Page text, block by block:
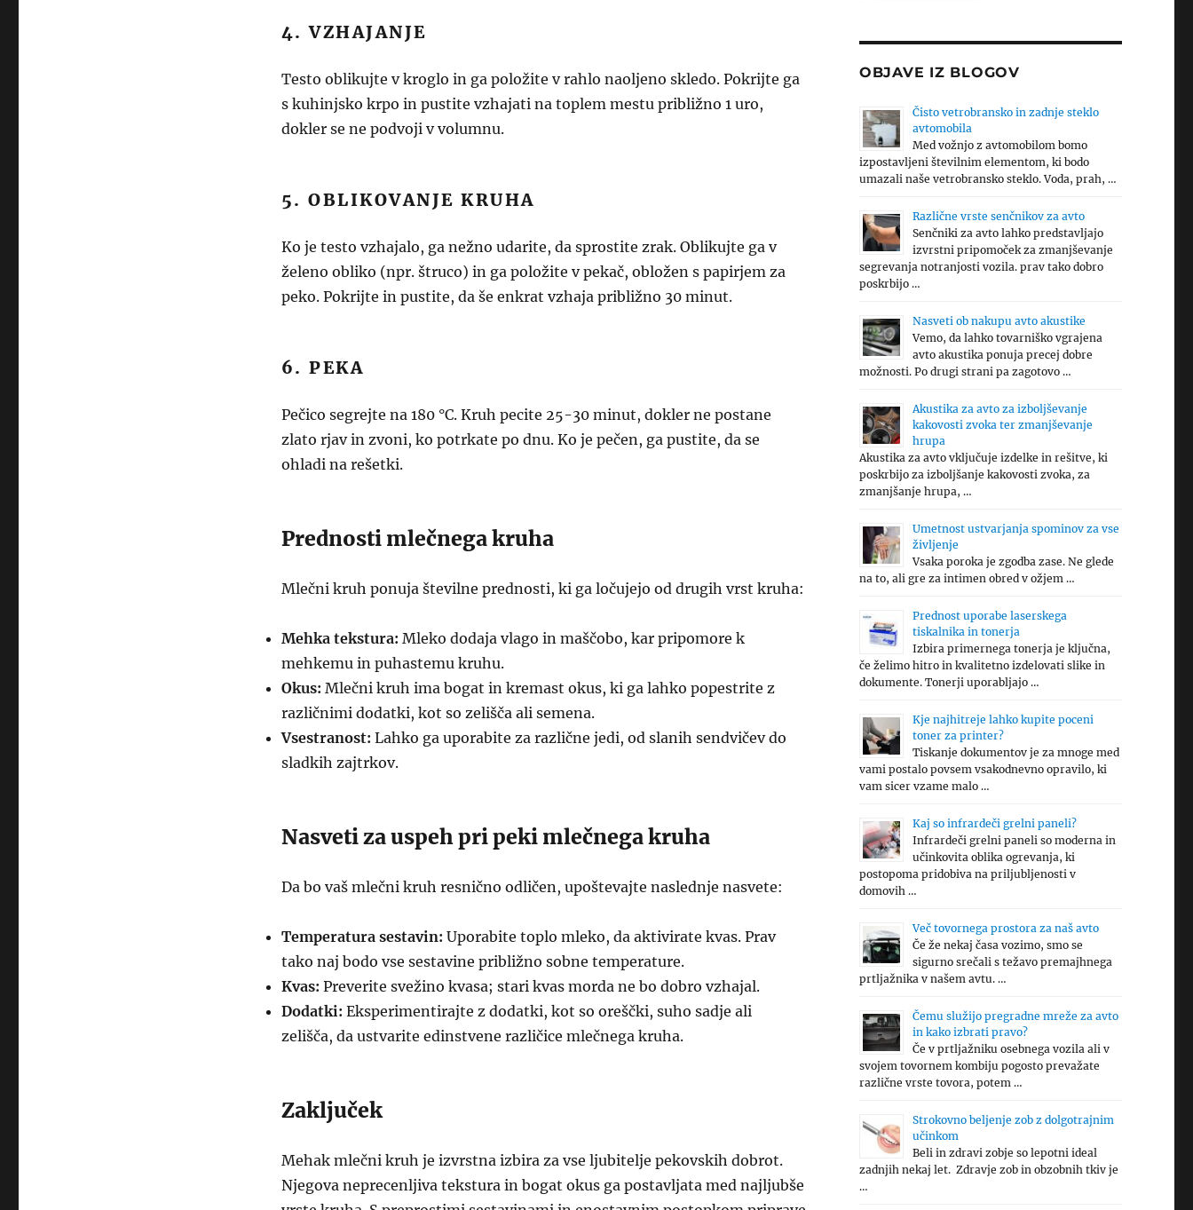
4. VZHAJANJE
Testo oblikujte v kroglo in ga položite v rahlo naoljeno skledo. Pokrijte ga
s kuhinjsko krpo in pustite vzhajati na toplem mestu približno 1 uro,
dokler se ne podvoji v volumnu.
5. OBLIKOVANJE KRUHA
Ko je testo vzhajalo, ga nežno udarite, da sprostite zrak. Oblikujte ga v
želeno obliko (npr. štruco) in ga položite v pekač, obložen s papirjem za
peko. Pokrijte in pustite, da še enkrat vzhaja približno 30 minut.
6. PEKA
Pečico segrejte na 180 °C. Kruh pecite 25-30 minut, dokler ne postane
zlato rjav in zvoni, ko potrkate po dnu. Ko je pečen, ga pustite, da se
ohladi na rešetki.
Prednosti mlečnega kruha
Mlečni kruh ponuja številne prednosti, ki ga ločujejo od drugih vrst kruha:
Mehka tekstura: Mleko dodaja vlago in maščobo, kar pripomore k
mehkemu in puhastemu kruhu.
Okus: Mlečni kruh ima bogat in kremast okus, ki ga lahko popestrite z
različnimi dodatki, kot so zelišča ali semena.
Vsestranost: Lahko ga uporabite za različne jedi, od slanih sendvičev do
sladkih zajtrkov.
Nasveti za uspeh pri peki mlečnega kruha
Da bo vaš mlečni kruh resnično odličen, upoštevajte naslednje nasvete:
Temperatura sestavin: Uporabite toplo mleko, da aktivirate kvas. Prav
tako naj bodo vse sestavine približno sobne temperature.
Kvas: Preverite svežino kvasa; stari kvas morda ne bo dobro vzhajal.
Dodatki: Eksperimentirajte z dodatki, kot so oreščki, suho sadje ali
zelišča, da ustvarite edinstvene različice mlečnega kruha.
Zaključek
Mehak mlečni kruh je izvrstna izbira za vse ljubitelje pekovskih dobrot.
Njegova neprecenljiva tekstura in bogat okus ga postavljata med najljubše
OBJAVE IZ BLOGOV
Čisto vetrobransko in zadnje steklo
avtomobila
Med vožnjo z avtomobilom bomo
izpostavljeni številnim elementom, ki bodo
umazali naše vetrobransko steklo. Voda, prah, …
Različne vrste senčnikov za avto
Senčniki za avto lahko predstavljajo
izvrstni pripomoček za zmanjševanje
segrevanja notranjosti vozila. prav tako dobro
poskrbijo …
Nasveti ob nakupu avto akustike
Vemo, da lahko tovarniško vgrajena
avto akustika ponuja precej dobre
možnosti. Po drugi strani pa zagotovo …
Akustika za avto za izboljševanje
kakovosti zvoka ter zmanjševanje
hrupa
Akustika za avto vključuje izdelke in rešitve, ki
poskrbijo za izboljšanje kakovosti zvoka, za
zmanjšanje hrupa, …
Umetnost ustvarjanja spominov za vse
življenje
Vsaka poroka je zgodba zase. Ne glede
na to, ali gre za intimen obred v ožjem …
Prednost uporabe laserskega
tiskalnika in tonerja
Izbira primernega tonerja je ključna,
če želimo hitro in kvalitetno izdelovati slike in
dokumente. Tonerji uporabljajo …
Kje najhitreje lahko kupite poceni
toner za printer?
Tiskanje dokumentov je za mnoge med
vami postalo povsem vsakodnevno opravilo, ki
vam sicer vzame malo …
Kaj so infrardeči grelni paneli?
Infrardeči grelni paneli so moderna in
učinkovita oblika ogrevanja, ki
postopoma pridobiva na priljubljenosti v
domovih …
Več tovornega prostora za naš avto
Če že nekaj časa vozimo, smo se
sigurno srečali s težavo premajhnega
prtljažnika v našem avtu. …
Čemu služijo pregradne mreže za avto
in kako izbrati pravo?
Če v prtljažniku osebnega vozila ali v
svojem tovornem kombiju pogosto prevažate
različne vrste tovora, potem …
Strokovno beljenje zob z dolgotrajnim
učinkom
Beli in zdravi zobje so lepotni ideal
zadnjih nekaj let. Zdravje zob in obzobnih tkiv je
…